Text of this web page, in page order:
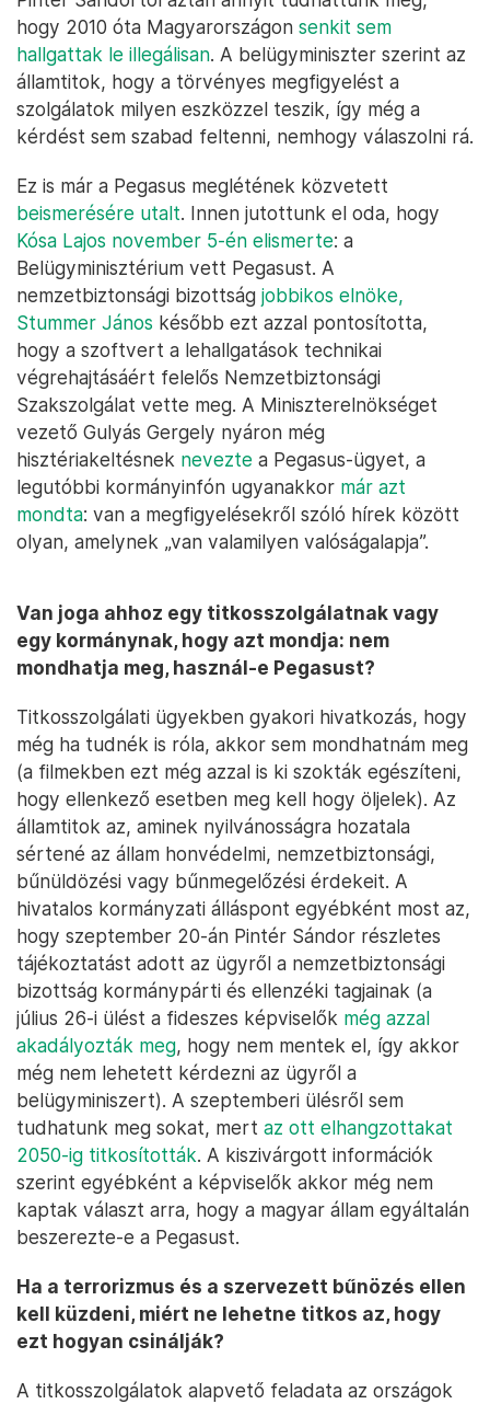
hogy 2010 óta Magyarországon senkit sem
hallgattak le illegálisan. A belügyminiszter szerint az
államtitok, hogy a törvényes megfigyelést a
szolgálatok milyen eszközzel teszik, így még a
kérdést sem szabad feltenni, nemhogy válaszolni rá.
Ez is már a Pegasus meglétének közvetett
beismerésére utalt. Innen jutottunk el oda, hogy
Kósa Lajos november 5-én elismerte: a
Belügyminisztérium vett Pegasust. A
nemzetbiztonsági bizottság jobbikos elnöke,
Stummer János később ezt azzal pontosította,
hogy a szoftvert a lehallgatások technikai
végrehajtásáért felelős Nemzetbiztonsági
Szakszolgálat vette meg. A Miniszterelnökséget
vezető Gulyás Gergely nyáron még
hisztériakeltésnek nevezte a Pegasus-ügyet, a
legutóbbi kormányinfón ugyanakkor már azt
mondta: van a megfigyelésekről szóló hírek között
olyan, amelynek „van valamilyen valóságalapja”.
Van joga ahhoz egy titkosszolgálatnak vagy
egy kormánynak, hogy azt mondja: nem
mondhatja meg, használ-e Pegasust?
Titkosszolgálati ügyekben gyakori hivatkozás, hogy
még ha tudnék is róla, akkor sem mondhatnám meg
(a filmekben ezt még azzal is ki szokták egészíteni,
hogy ellenkező esetben meg kell hogy öljelek). Az
államtitok az, aminek nyilvánosságra hozatala
sértené az állam honvédelmi, nemzetbiztonsági,
bűnüldözési vagy bűnmegelőzési érdekeit. A
hivatalos kormányzati álláspont egyébként most az,
hogy szeptember 20-án Pintér Sándor részletes
tájékoztatást adott az ügyről a nemzetbiztonsági
bizottság kormánypárti és ellenzéki tagjainak (a
július 26-i ülést a fideszes képviselők még azzal
akadályozták meg, hogy nem mentek el, így akkor
még nem lehetett kérdezni az ügyről a
belügyminiszert). A szeptemberi ülésről sem
tudhatunk meg sokat, mert az ott elhangzottakat
2050-ig titkosították. A kiszivárgott információk
szerint egyébként a képviselők akkor még nem
kaptak választ arra, hogy a magyar állam egyáltalán
beszerezte-e a Pegasust.
Ha a terrorizmus és a szervezett bűnözés ellen
kell küzdeni, miért ne lehetne titkos az, hogy
ezt hogyan csinálják?
A titkosszolgálatok alapvető feladata az országok